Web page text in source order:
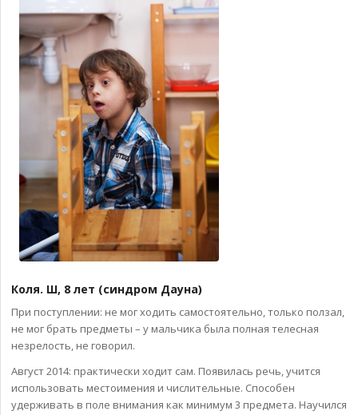
Коля. Ш, 8 лет (синдром Дауна)
При поступлении: не мог ходить самостоятельно, только ползал,
не мог брать предметы – у мальчика была полная телесная
незрелость, не говорил.
Август 2014: практически ходит сам. Появилась речь, учится
использовать местоимения и числительные. Способен
удерживать в поле внимания как минимум 3 предмета. Научился